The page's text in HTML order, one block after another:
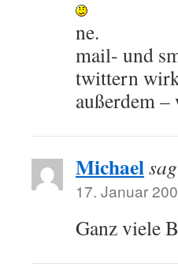
ne.
mail- und
twittern
außerdem
Michael
17. Januar
Ganz viele